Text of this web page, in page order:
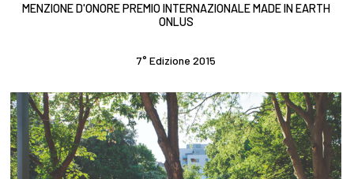
MENZIONE D'ONORE PREMIO INTERNAZIONALE MADE IN EARTH
ONLUS
7° Edizione 2015